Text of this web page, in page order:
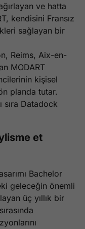
ve hatta
kendisini Fransız
sağlayan bir
Reims, Aix-en-
MODART
kişisel
planda tutar.
sıra Datadock
et
Bachelor
geleceğin önemli
üç yıllık bir